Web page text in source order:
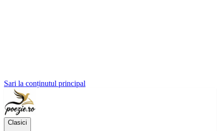
Sari la conținutul principal
Clasici